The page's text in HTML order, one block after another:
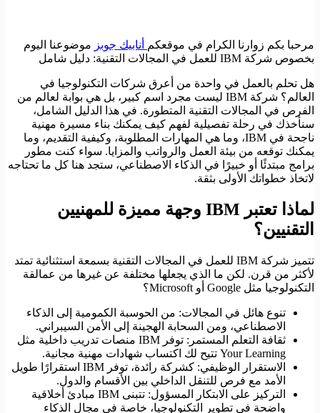
مرحبا بكم زوارنا الكرام في موقعكم أنابيك جوبز موضوعنا اليوم
بخصوص شركة IBM للعمل في المجالات التقنية: دليل شامل
هل تحلم بالعمل في واحدة من أعرق شركات التكنولوجيا في
العالم؟ شركة IBM ليست مجرد اسم كبير، بل هي بوابة لعالم من
الفرص في المجالات التقنية المتطورة. في هذا الدليل الشامل،
سنأخذك في رحلة تفصيلية لفهم كيف يمكنك بناء مسيرة مهنية
ناجحة في IBM، وما هي المهارات المطلوبة، وكيفية التقديم، وما
يمكنك توقعه من بيئة العمل والرواتب والمزايا. سواء كنت مطور
برامج مبتدئًا أو خبيرًا في الذكاء الاصطناعي، ستجد هنا كل ما تحتاجه
لاتخاذ خطواتك الأولى بثقة.
لماذا تعتبر IBM وجهة مميزة للمهنيين
التقنيين؟
تتميز شركة IBM للعمل في المجالات التقنية بسمعة استثنائية تمتد
لأكثر من قرن. لكن ما الذي يجعلها مختلفة عن غيرها من عمالقة
التكنولوجيا مثل Google أو Microsoft؟
تنوع هائل في المجالات: من الحوسبة الكمومية إلى الذكاء
الاصطناعي، ومن السحابة الهجينة إلى الأمن السيبراني.
ثقافة التعلم المستمر: توفر IBM منصات تدريب داخلية مثل
Your Learning تتيح لك اكتساب شهادات مهنية مجانية.
الاستقرار الوظيفي: كشركة رائدة، توفر IBM استقرارًا طويل
الأمد مع فرص للتنقل الداخلي بين الأقسام والدول.
التركيز على الابتكار المسؤول: تتبنى IBM مبادئ أخلاقية
واضحة في تطوير التكنولوجيا، خاصة في مجال الذكاء